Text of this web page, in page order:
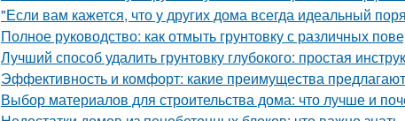
"Если вам кажется, что у других дома всегда идеальный
Полное руководство: как отмыть грунтовку с различных
Лучший способ удалить грунтовку глубокого: простая
Эффективность и комфорт: какие преимущества
Выбор материалов для строительства дома: что лучше и